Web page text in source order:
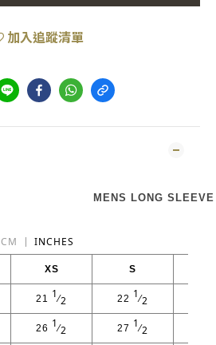
加入追蹤清單
MENS LONG
CM INCHES
XS S
21 1 ⁄2 22 1 ⁄2
26 1 ⁄2 27 1 ⁄2